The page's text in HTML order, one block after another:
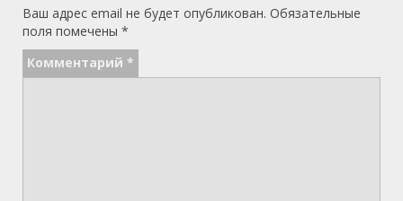
Ваш адрес email не будет опубликован. Обязательные
поля помечены *
Комментарий *